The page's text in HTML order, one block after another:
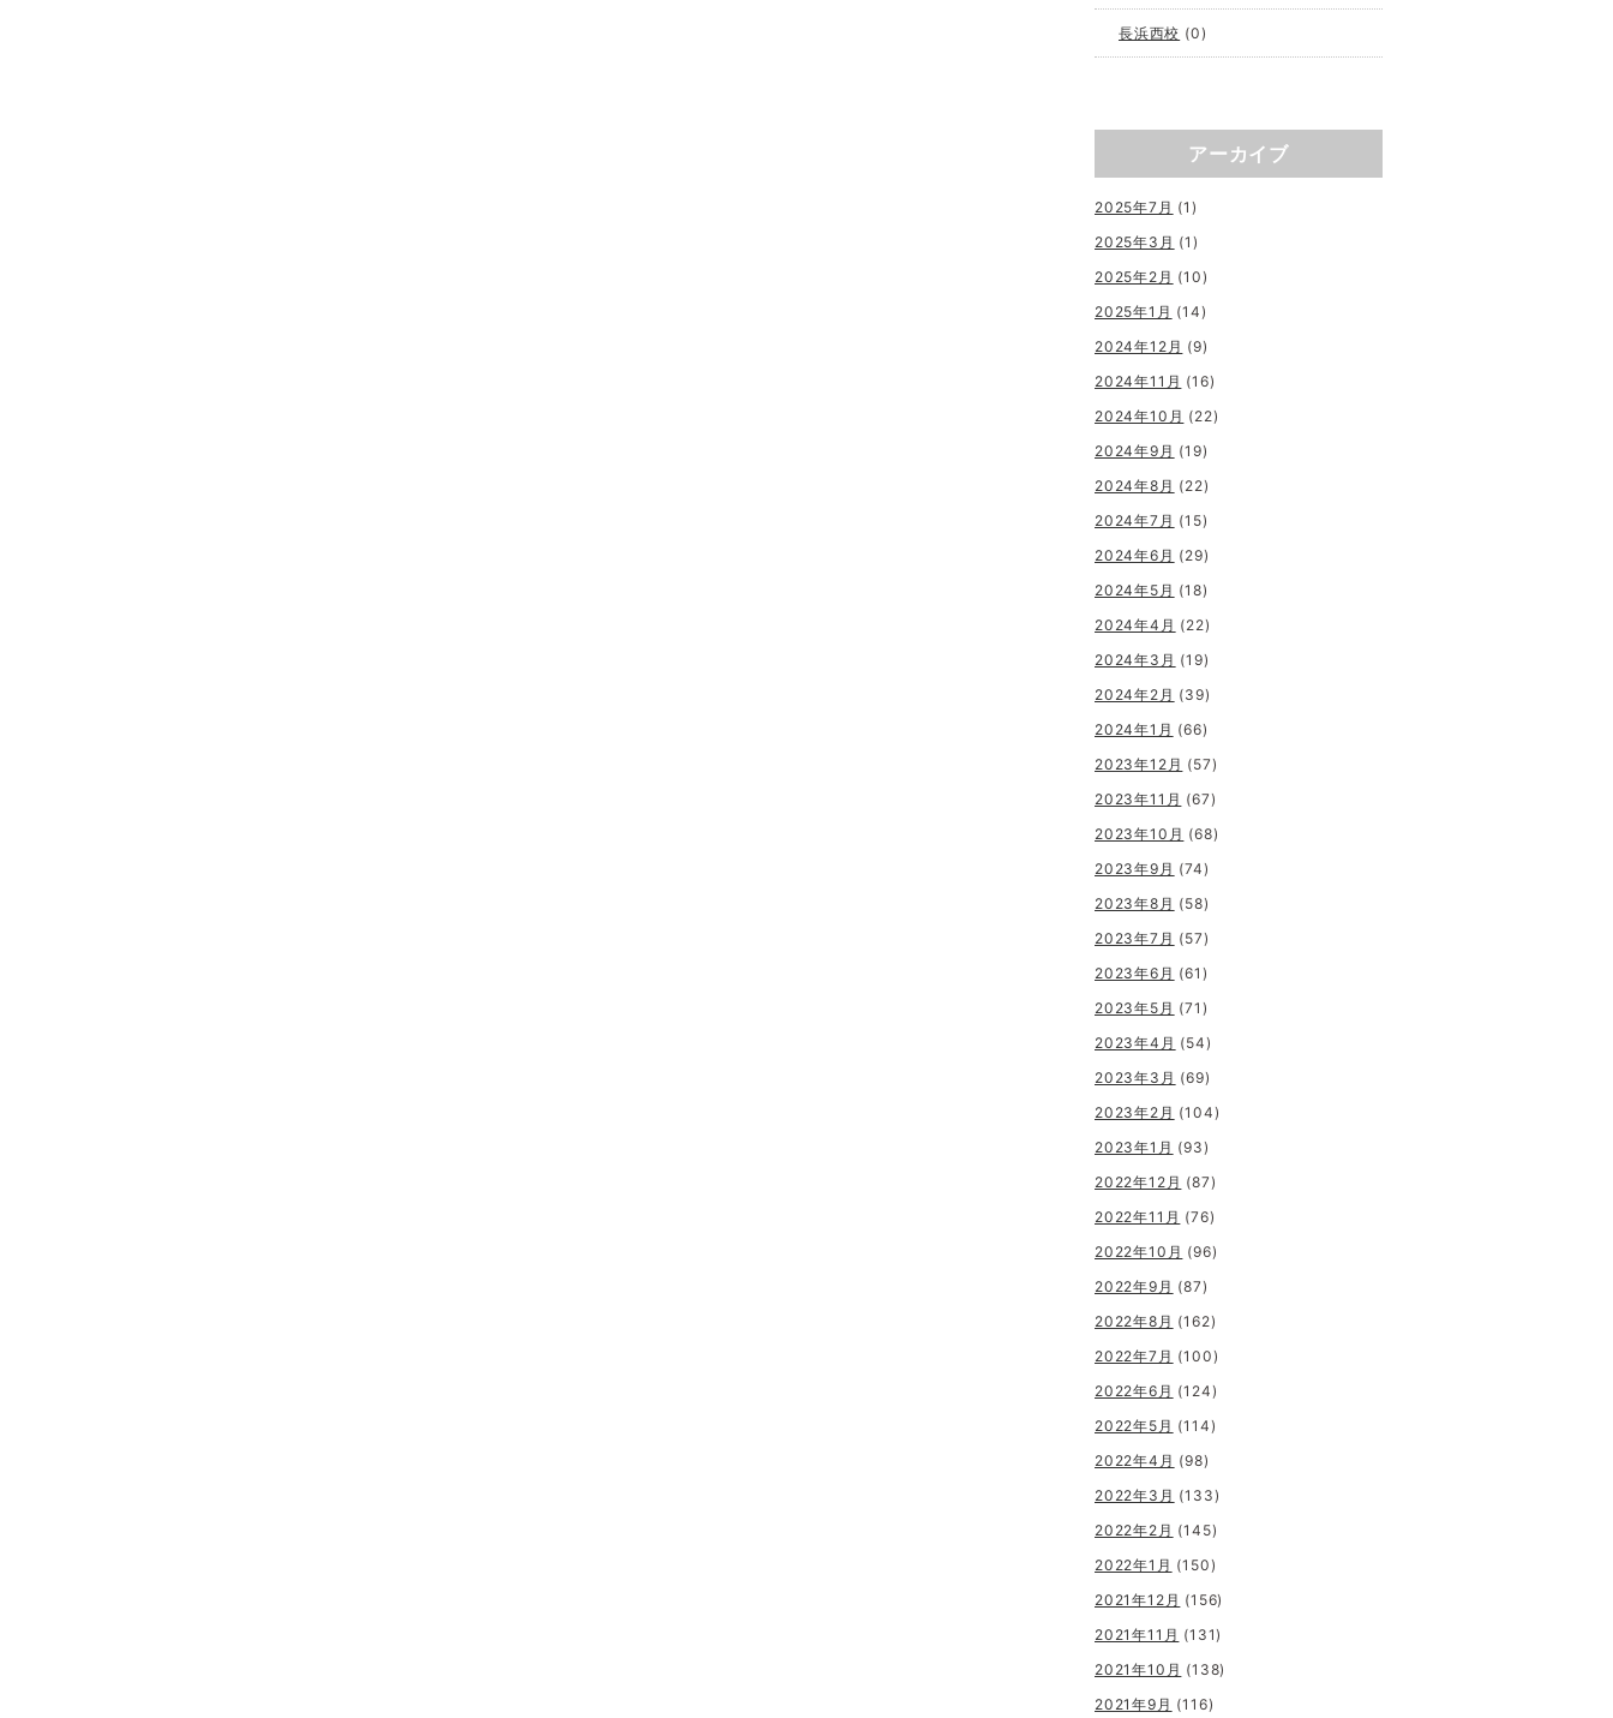
長浜西校 (0)
アーカイブ
2025年7月 (1)
2025年3月 (1)
2025年2月 (10)
2025年1月 (14)
2024年12月 (9)
2024年11月 (16)
2024年10月 (22)
2024年9月 (19)
2024年8月 (22)
2024年7月 (15)
2024年6月 (29)
2024年5月 (18)
2024年4月 (22)
2024年3月 (19)
2024年2月 (39)
2024年1月 (66)
2023年12月 (57)
2023年11月 (67)
2023年10月 (68)
2023年9月 (74)
2023年8月 (58)
2023年7月 (57)
2023年6月 (61)
2023年5月 (71)
2023年4月 (54)
2023年3月 (69)
2023年2月 (104)
2023年1月 (93)
2022年12月 (87)
2022年11月 (76)
2022年10月 (96)
2022年9月 (87)
2022年8月 (162)
2022年7月 (100)
2022年6月 (124)
2022年5月 (114)
2022年4月 (98)
2022年3月 (133)
2022年2月 (145)
2022年1月 (150)
2021年12月 (156)
2021年11月 (131)
2021年10月 (138)
2021年9月 (116)